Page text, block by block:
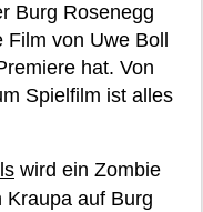
Burg Rosenegg
von Uwe Boll
hat. Von
Spielfilm ist alles
wird ein Zombie
Kraupa auf Burg